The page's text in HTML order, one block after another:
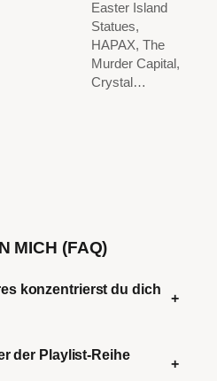
Easter Island
Statues,
HAPAX, The
Murder Capital,
Crystal…
MICH (FAQ)
konzentrierst du dich
+
der Playlist-Reihe
+